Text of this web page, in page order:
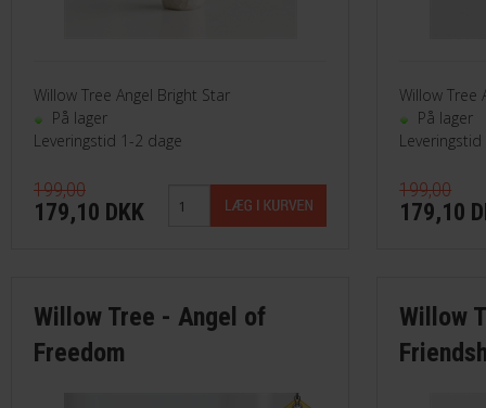
-Musiker
Willow Tree Angel Bright Star
På lager
Leveringstid 1-2 dage
199,00
179,10 DKK
Willow Tree - Angel of
Freedom
Willow Tree
På lager
199,00
179,10
Willow